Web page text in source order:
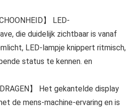
】 LED-
die duidelijk zichtbaar is vanaf
LED-lampje knippert ritmisch,
status te kennen. en
DRAGEN】 Het gekantelde display
de mens-machine-ervaring en is